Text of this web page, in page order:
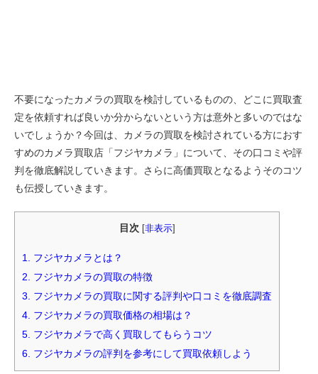
不要になったカメラの買取を検討しているものの、どこに買取査
定を依頼すれば良いか分からないという方は意外と多いのではな
いでしょうか？今回は、カメラの買取を検討されている方におす
すめのカメラ買取店「フジヤカメラ」について、その口コミや評
判を徹底解説していきます。さらに高価買取となるようそのコツ
も伝授していきます。
目次 非表示]
1. フジヤカメラとは？
2. フジヤカメラの買取の特徴
3. フジヤカメラの買取に関する評判や口コミを徹底調査
4. フジヤカメラの買取価格の相場は？
5. フジヤカメラで高く買取してもらうコツ
6. フジヤカメラの評判を参考にして買取依頼しよう